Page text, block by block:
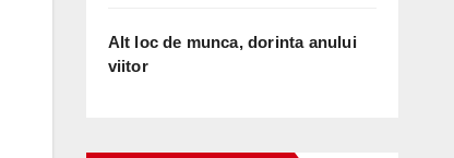
Alt loc de munca, dorinta anului
viitor